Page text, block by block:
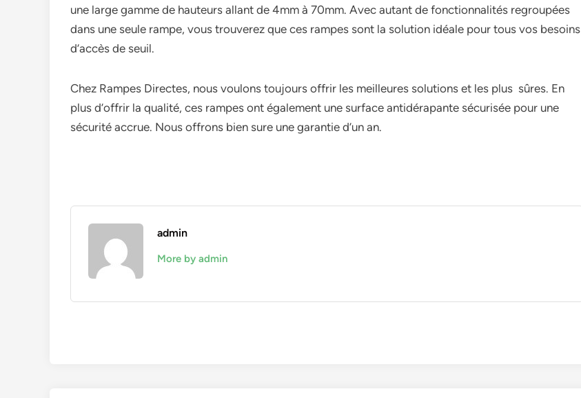
une large gamme de hauteurs allant de 4mm à 70mm. Avec autant de fonctionnalités regroupées
dans une seule rampe, vous trouverez que ces rampes sont la solution idéale pour tous vos besoins
d’accès de seuil.
Chez Rampes Directes, nous voulons toujours offrir les meilleures solutions et les plus sûres. En
plus d’offrir la qualité, ces rampes ont également une surface antidérapante sécurisée pour une
sécurité accrue. Nous offrons bien sure une garantie d’un an.
admin
More by admin